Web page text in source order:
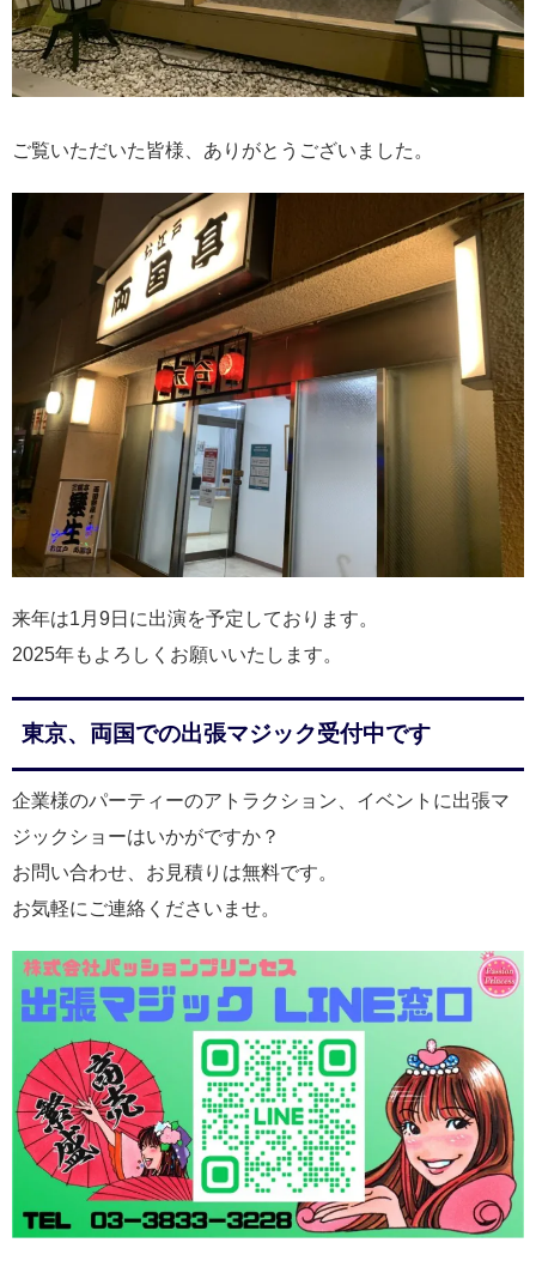
ご覧いただいた皆様、ありがとうございました。
来年は1月9日に出演を予定しております。
2025年もよろしくお願いいたします。
東京、両国での出張マジック受付中です
企業様のパーティーのアトラクション、イベントに出張マ
ジックショーはいかがですか？
お問い合わせ、お見積りは無料です。
お気軽にご連絡くださいませ。